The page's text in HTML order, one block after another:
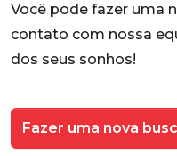
Você pode fazer uma
contato com nossa
dos seus sonhos!
Fazer uma nova